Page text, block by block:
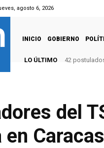
agosto 6, 2026
INICIO GOBIERNO
LO ÚLTIMO 42
del
en Caracas